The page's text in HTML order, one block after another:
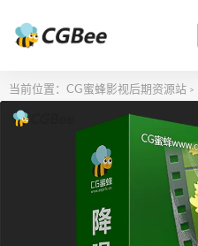
当前位置： CG蜜蜂影视后期资源站 >